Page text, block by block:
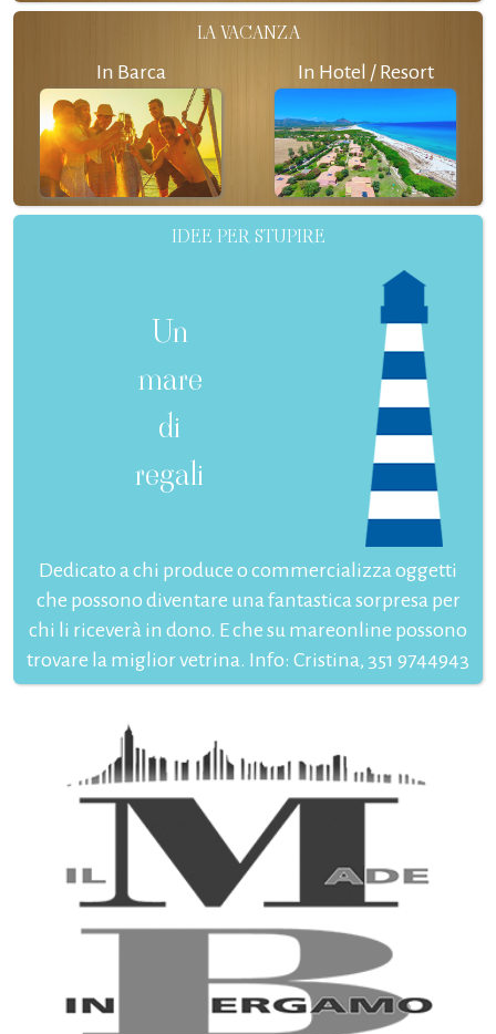
LA VACANZA
In Barca In Hotel / Resort
IDEE PER STUPIRE
Un
mare
di
regali
Dedicato a chi produce o commercializza oggetti
che possono diventare una fantastica sorpresa per
chi li riceverà in dono. E che su mareonline possono
trovare la miglior vetrina. Info: Cristina, 351 9744943